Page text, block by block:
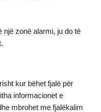
një zonë alarmi, ju do të
kur bëhet fjalë për
informacionet e
mbrohet me fjalëkalim